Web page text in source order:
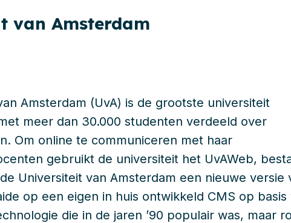
van Amsterdam
Amsterdam (UvA) is de grootste universiteit
meer dan 30.000 studenten verdeeld over
Om online te communiceren met haar
gebruikt de universiteit het UvAWeb,
Universiteit van Amsterdam een nieuwe
op een eigen in huis ontwikkeld CMS op
die in de jaren ’90 populair was, maar